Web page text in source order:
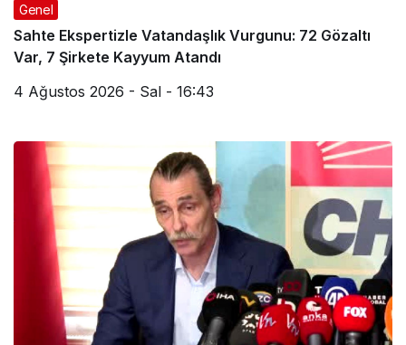
Genel
Sahte Ekspertizle Vatandaşlık Vurgunu: 72 Gözaltı
Var, 7 Şirkete Kayyum Atandı
4 Ağustos 2026 - Sal - 16:43